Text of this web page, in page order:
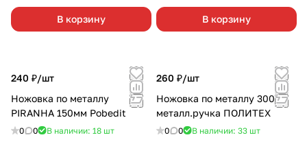
В корзину В корзину
240 ₽/шт
Ножовка по металлу
PIRANHA 150мм Pobedit
0 0 В наличии: 18 шт
260 ₽/шт
Ножовка по металлу 300мм
металл.ручка ПОЛИТЕХ
0 0 В наличии: 33 шт